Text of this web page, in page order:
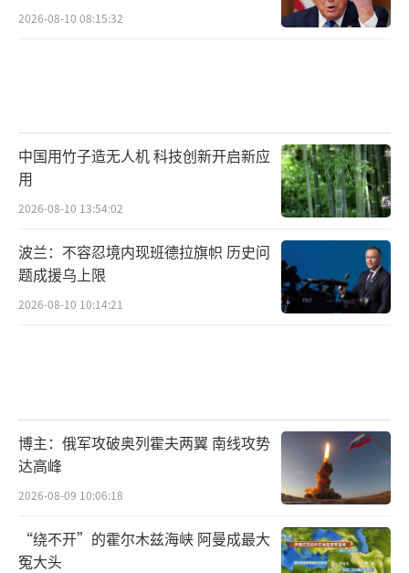
2026-08-10 08:15:32
中国用竹子造无人机 科技创新开启新应
用
2026-08-10 13:54:02
波兰：不容忍境内现班德拉旗帜 历史问
题成援乌上限
2026-08-10 10:14:21
博主：俄军攻破奥列霍夫两翼 南线攻势
达高峰
2026-08-09 10:06:18
“绕不开”的霍尔木兹海峡 阿曼成最大
冤大头